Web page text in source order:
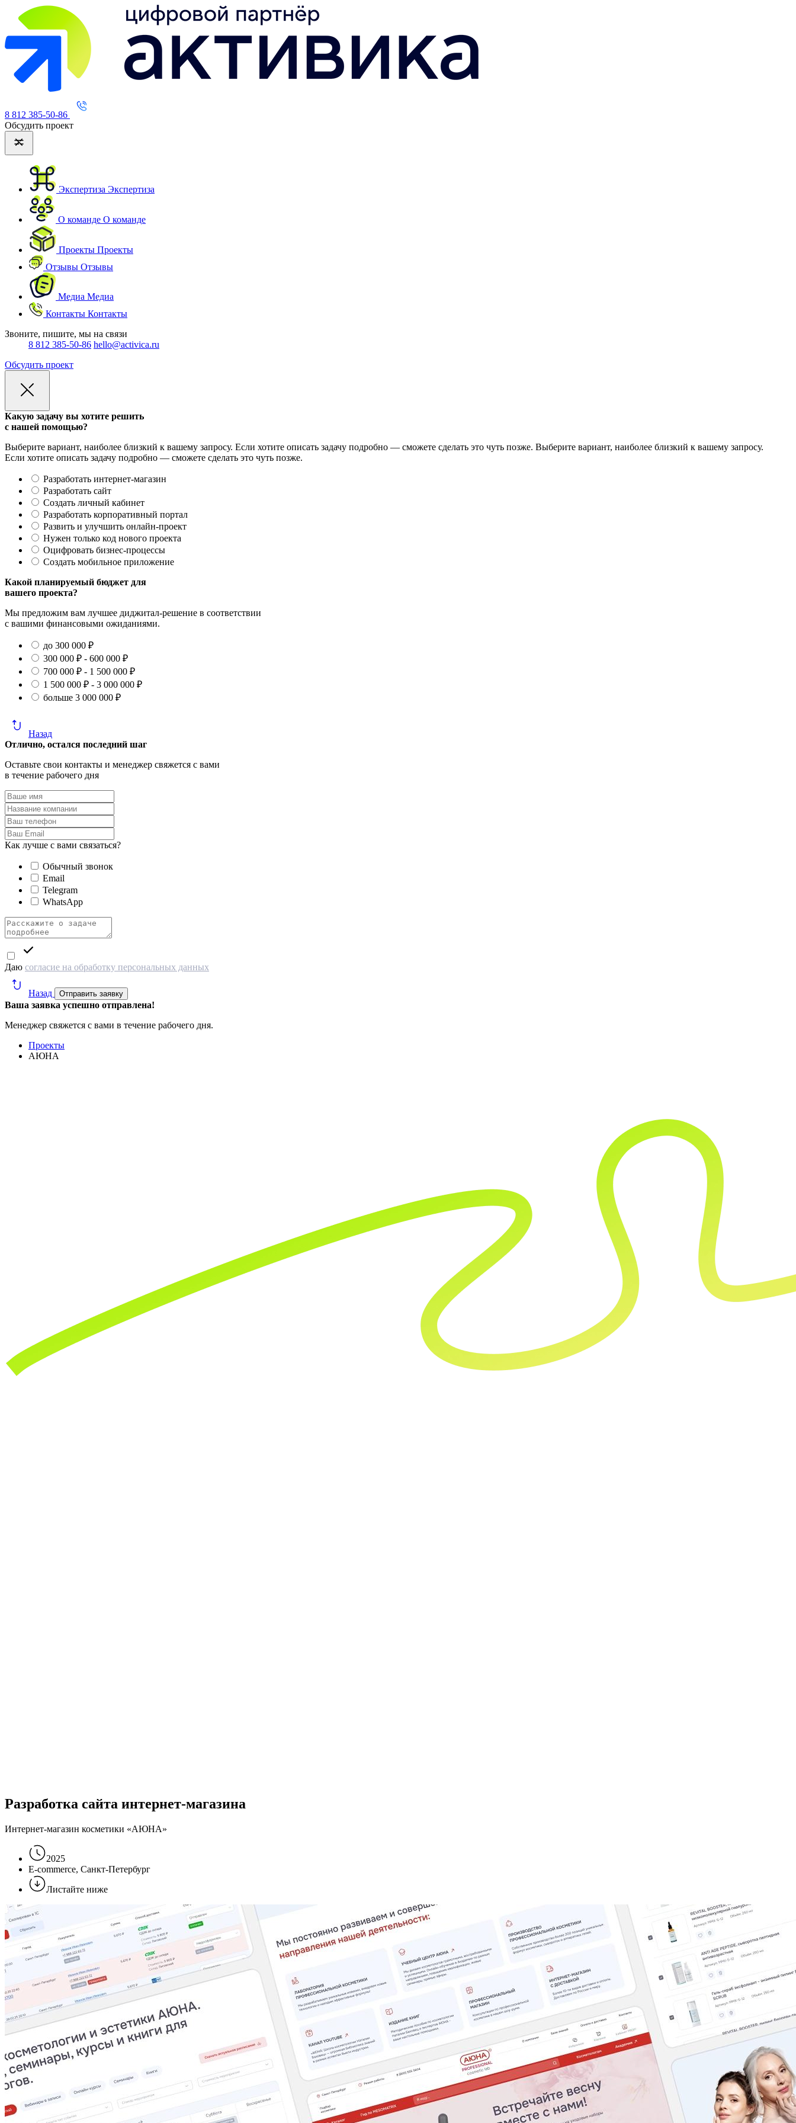
8 812 385-50-86
Обсудить проект
Экспертиза Экспертиза
О команде О команде
Проекты Проекты
Отзывы Отзывы
Медиа Медиа
Контакты Контакты
Звоните, пишите, мы на связи
8 812 385-50-86 hello@activica.ru
Обсудить проект
Какую задачу вы хотите решить
с нашей помощью?
Выберите вариант, наиболее близкий к вашему запросу. Если хотите описать задачу подробно — сможете сделать это чуть позже. Выберите вариант, наиболее близкий к вашему запросу.
Если хотите описать задачу подробно — сможете сделать это чуть позже.
Разработать интернет-магазин
Разработать сайт
Создать личный кабинет
Разработать корпоративный портал
Развить и улучшить онлайн-проект
Нужен только код нового проекта
Оцифровать бизнес-процессы
Создать мобильное приложение
Какой планируемый бюджет для
вашего проекта?
Мы предложим вам лучшее диджитал-решение в соответствии
с вашими финансовыми ожиданиями.
до 300 000 ₽
300 000 ₽ - 600 000 ₽
700 000 ₽ - 1 500 000 ₽
1 500 000 ₽ - 3 000 000 ₽
больше 3 000 000 ₽
Назад
Отлично, остался последний шаг
Оставьте свои контакты и менеджер свяжется с вами
в течение рабочего дня
Как лучше с вами связаться?
Обычный звонок
Email
Telegram
WhatsApp
Даю согласие на обработку персональных данных
Назад Отправить заявку
Ваша заявка успешно отправлена!
Менеджер свяжется с вами в течение рабочего дня.
Проекты
АЮНА
Разработка сайта интернет-магазина
Интернет-магазин косметики «АЮНА»
2025
E-commerce, Санкт-Петербург
Листайте ниже